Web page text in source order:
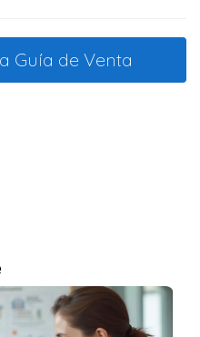
todo esté en buen
grifos que gotean o darle
luzca más atractivo
fotografías de calidad
bien el mercado para
que atraiga a los
ser beneficioso para ti.
Guía de Venta